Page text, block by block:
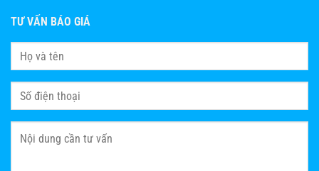
TƯ VẤN BÁO GIÁ